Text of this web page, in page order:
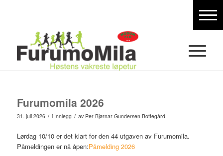
Furumomila 2026
31. juli 2026 / i Innlegg / av Per Bjørnar Gundersen Bottegård
Lørdag 10/10 er det klart for den 44 utgaven av Furumomila.
Påmeldingen er nå åpen:Påmelding 2026